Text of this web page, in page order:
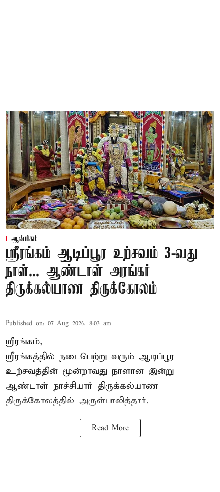
ஆன்மிகம்
ஸ்ரீரங்கம் ஆடிப்பூர உற்சவம் 3-வது
நாள்... ஆண்டாள் அரங்கர்
திருக்கல்யாண திருக்கோலம்
Published on: 07 Aug 2026, 8:03 am
ஸ்ரீரங்கம்,
ஸ்ரீரங்கத்தில் நடைபெற்று வரும் ஆடிப்பூர
உற்சவத்தின் மூன்றாவது நாளான இன்று
ஆண்டாள் நாச்சியார் திருக்கல்யாண
திருக்கோலத்தில் அருள்பாலித்தார்.
Read More